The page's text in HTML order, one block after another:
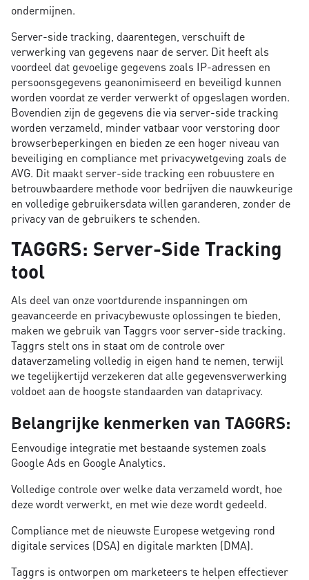
ondermijnen.
Server-side tracking, daarentegen, verschuift de
verwerking van gegevens naar de server. Dit heeft als
voordeel dat gevoelige gegevens zoals IP-adressen en
persoonsgegevens geanonimiseerd en beveiligd kunnen
worden voordat ze verder verwerkt of opgeslagen worden.
Bovendien zijn de gegevens die via server-side tracking
worden verzameld, minder vatbaar voor verstoring door
browserbeperkingen en bieden ze een hoger niveau van
beveiliging en compliance met privacywetgeving zoals de
AVG. Dit maakt server-side tracking een robuustere en
betrouwbaardere methode voor bedrijven die nauwkeurige
en volledige gebruikersdata willen garanderen, zonder de
privacy van de gebruikers te schenden.
TAGGRS: Server-Side Tracking
tool
Als deel van onze voortdurende inspanningen om
geavanceerde en privacybewuste oplossingen te bieden,
maken we gebruik van Taggrs voor server-side tracking.
Taggrs stelt ons in staat om de controle over
dataverzameling volledig in eigen hand te nemen, terwijl
we tegelijkertijd verzekeren dat alle gegevensverwerking
voldoet aan de hoogste standaarden van dataprivacy.
Belangrijke kenmerken van TAGGRS:
Eenvoudige integratie met bestaande systemen zoals
Google Ads en Google Analytics.
Volledige controle over welke data verzameld wordt, hoe
deze wordt verwerkt, en met wie deze wordt gedeeld.
Compliance met de nieuwste Europese wetgeving rond
digitale services (DSA) en digitale markten (DMA).
Taggrs is ontworpen om marketeers te helpen effectiever